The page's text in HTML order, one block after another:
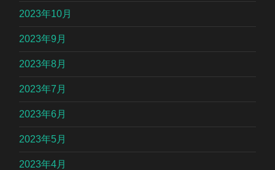
2023年10月
2023年9月
2023年8月
2023年7月
2023年6月
2023年5月
2023年4月